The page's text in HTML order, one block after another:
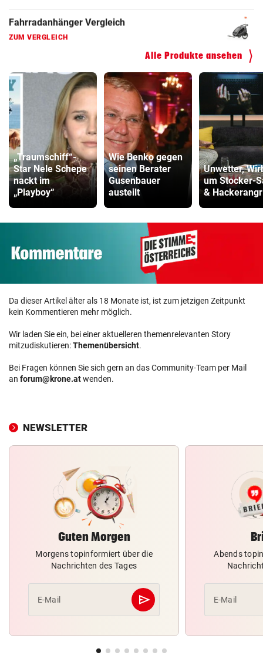
Alle Produkte ansehen
„Traumschiff“-
Star Nele Schepe
nackt im
„Playboy“
Wie Benko gegen
seinen Berater
Gusenbauer
austeilt
Unwetter,
um Stocker-
&
Da dieser Artikel älter als 18 Monate ist, ist zum jetzigen Zeitpunkt
kein Kommentieren mehr möglich.
Wir laden Sie ein, bei einer aktuelleren themenrelevanten Story
mitzudiskutieren:Themenübersicht.
Bei Fragen können Sie sich gern an das Community-Team per Mail
an forum@krone.atwenden.
NEWSLETTER
Guten Morgen
Morgens topinformiert über die
Nachrichten des Tages
E-Mail send
Abschicken
Abends
E-Mail